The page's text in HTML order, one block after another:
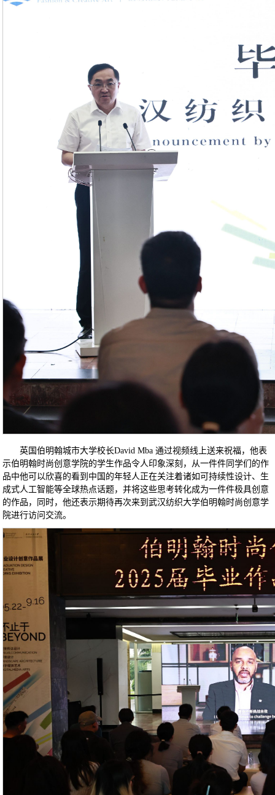
英国伯明翰城市大学校长David Mba 通过视频线上送来祝福，他表
示伯明翰时尚创意学院的学生作品令人印象深刻，从一件件同学们的作
品中他可以欣喜的看到中国的年轻人正在关注着诸如可持续性设计、生
成式人工智能等全球热点话题，并将这些思考转化成为一件件极具创意
的作品，同时，他还表示期待再次来到武汉纺织大学伯明翰时尚创意学
院进行访问交流。